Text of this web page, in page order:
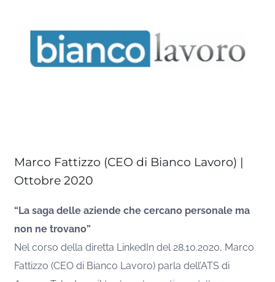
Marco Fattizzo (CEO di Bianco Lavoro) |
Ottobre 2020
“La saga delle aziende che cercano personale ma
non ne trovano”
Nel corso della diretta LinkedIn del 28.10.2020, Marco
Fattizzo (CEO di Bianco Lavoro) parla dell’ATS di